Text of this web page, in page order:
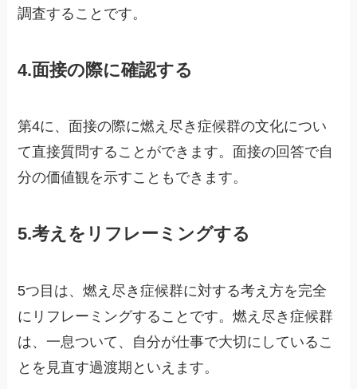
調査することです。
4.面接の際に確認する
第4に、面接の際に燃え尽き症候群の文化につい
て直接質問することができます。面接の回答で自
分の価値観を示すこともできます。
5.考えをリフレーミングする
5つ目は、燃え尽き症候群に対する考え方を完全
にリフレーミングすることです。燃え尽き症候群
は、一息ついて、自分が仕事で大切にしているこ
とを見直す過渡期といえます。